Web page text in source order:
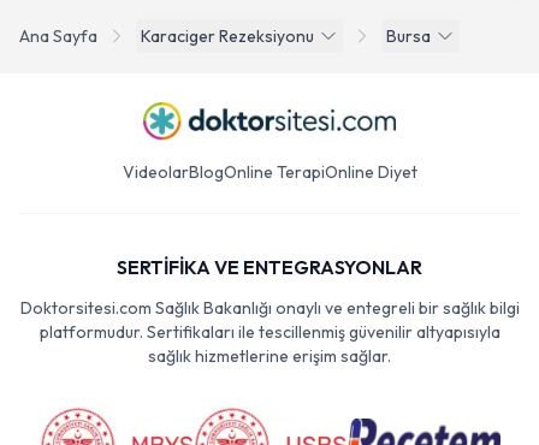
Ana Sayfa Karaciger Rezeksiyonu Bursa
VideolarBlogOnline TerapiOnline Diyet
SERTİFİKA VE ENTEGRASYONLAR
Doktorsitesi.com Sağlık Bakanlığı onaylı ve entegreli bir sağlık bilgi
platformudur. Sertifikaları ile tescillenmiş güvenilir altyapısıyla
sağlık hizmetlerine erişim sağlar.